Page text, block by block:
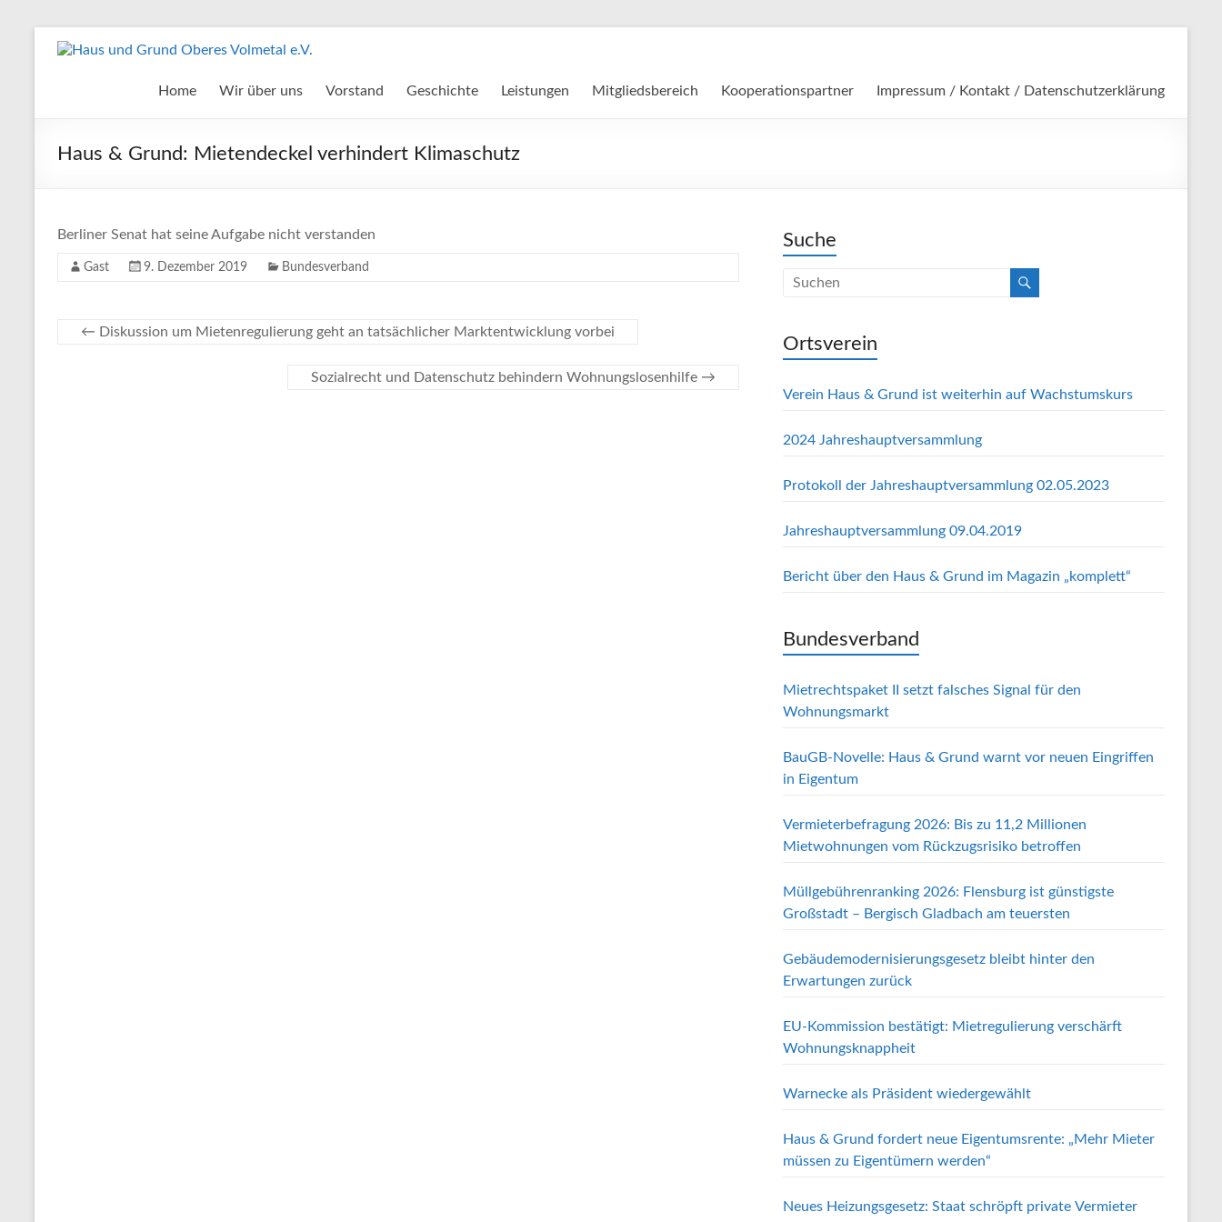
InhaltHaus
Oberes
e.V.
Home Wir über uns Vorstand Geschichte Leistungen Mitgliedsbereich Kooperationspartner Impressum / Kontakt / Datenschutzerklärung
Haus & Grund: Mietendeckel verhindert Klimaschutz
Berliner Senat hat seine Aufgabe nicht verstanden
Gast 9. Dezember 2019 Bundesverband
← Diskussion um Mietenregulierung geht an tatsächlicher Marktentwicklung vorbei
Sozialrecht und Datenschutz behindern Wohnungslosenhilfe →
Suche
Ortsverein
Verein Haus & Grund ist weiterhin auf Wachstumskurs
2024 Jahreshauptversammlung
Protokoll der Jahreshauptversammlung 02.05.2023
Jahreshauptversammlung 09.04.2019
Bericht über den Haus & Grund im Magazin „komplett“
Bundesverband
Mietrechtspaket II setzt falsches Signal für den
Wohnungsmarkt
BauGB-Novelle: Haus & Grund warnt vor neuen Eingriffen
in Eigentum
Vermieterbefragung 2026: Bis zu 11,2 Millionen
Mietwohnungen vom Rückzugsrisiko betroffen
Müllgebührenranking 2026: Flensburg ist günstigste
Großstadt – Bergisch Gladbach am teuersten
Gebäudemodernisierungsgesetz bleibt hinter den
Erwartungen zurück
EU-Kommission bestätigt: Mietregulierung verschärft
Wohnungsknappheit
Warnecke als Präsident wiedergewählt
Haus & Grund fordert neue Eigentumsrente: „Mehr Mieter
müssen zu Eigentümern werden“
Neues Heizungsgesetz: Staat schröpft private Vermieter